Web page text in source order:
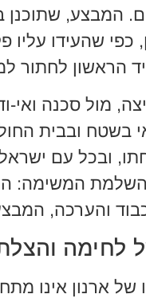
המבצע, שתוכנן
כפי שהעידו
הראשון לחתור
מול סכנה ואי-
בשטח ובבית
ובכל עם
המשימה:
והערכה,
לחימה
של ארנון אינו